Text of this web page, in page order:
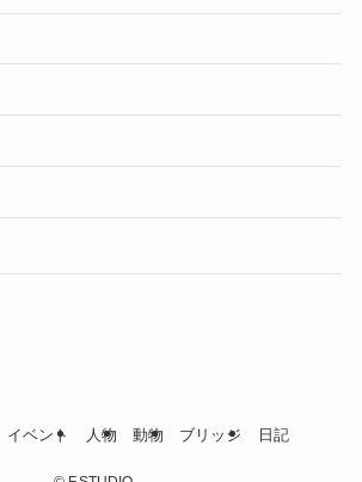
イベント 人物 動物 ブリッジ 日記